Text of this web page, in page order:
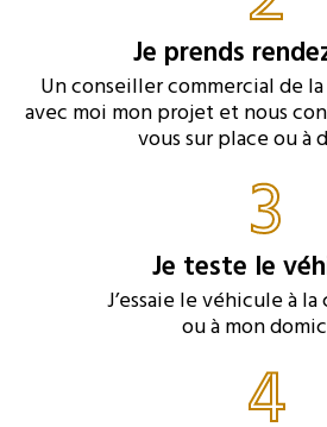
Je prends
Un conseiller commercial de
avec moi mon projet et nous
vous sur place ou à
3
Je teste le
J’essaie le véhicule à
ou à mon
4